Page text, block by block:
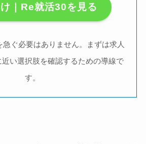
｜Re就活30を見る
急ぐ必要はありません。まずは求人
い選択肢を確認するための導線で
す。